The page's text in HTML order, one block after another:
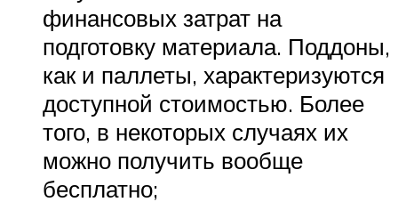
финансовых затрат на
подготовку материала. Поддоны,
как и паллеты, характеризуются
доступной стоимостью. Более
того, в некоторых случаях их
можно получить вообще
бесплатно;